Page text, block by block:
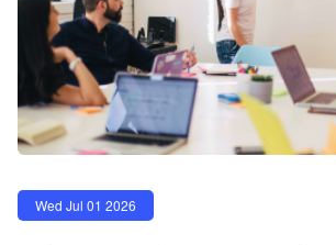
Wed Jul 01 2026